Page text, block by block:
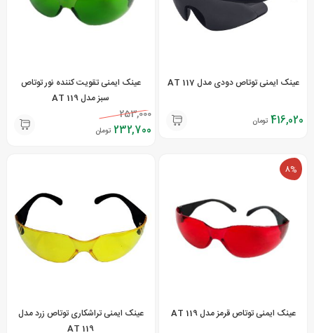
عینک ایمنی توتاص دودی مدل AT 117
416,020 تومان
عینک ایمنی تقویت کننده نور توتاص
سبز مدل AT 119
253,000
232,700 تومان
8%
عینک ایمنی توتاص قرمز مدل AT 119
عینک ایمنی تراشکاری توتاص زرد مدل
AT 119